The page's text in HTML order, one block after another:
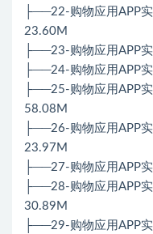
├──22-购物应用APP
23.60M
├──23-购物应用APP
├──24-购物应用APP
├──25-购物应用APP
58.08M
├──26-购物应用APP
23.97M
├──27-购物应用APP
├──28-购物应用APP
30.89M
├──29-购物应用APP